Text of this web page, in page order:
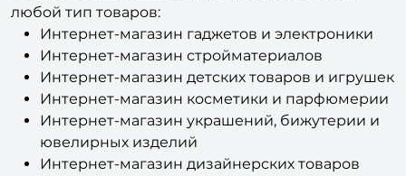
любой тип товаров:
Интернет-магазин гаджетов и электроники
Интернет-магазин стройматериалов
Интернет-магазин детских товаров и игрушек
Интернет-магазин косметики и парфюмерии
Интернет-магазин украшений, бижутерии и
ювелирных изделий
Интернет-магазин дизайнерских товаров